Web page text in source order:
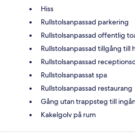
Hiss
Rullstolsanpassad parkering
Rullstolsanpassad offentlig
Rullstolsanpassad tillgång till
Rullstolsanpassad
Rullstolsanpassat spa
Rullstolsanpassad restaurang
Gång utan trappsteg till
Kakelgolv på rum